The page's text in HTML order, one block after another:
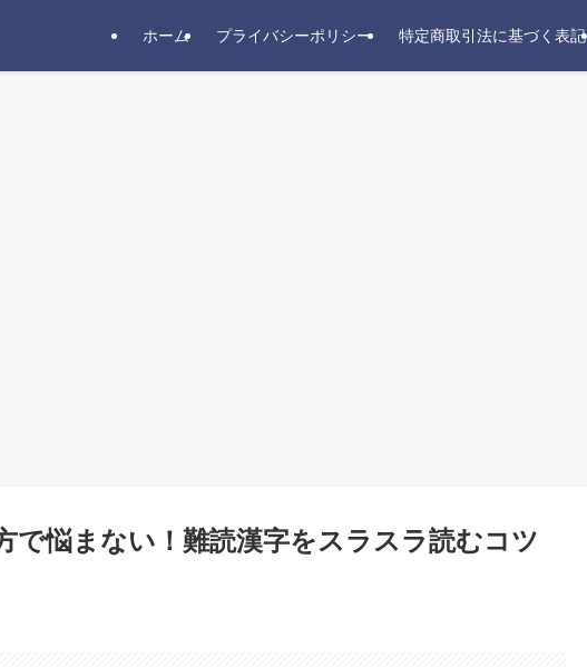
ホーム プライバシーポリシー 特定商取引法に基づく表記
で悩まない！難読漢字をスラスラ読むコツ